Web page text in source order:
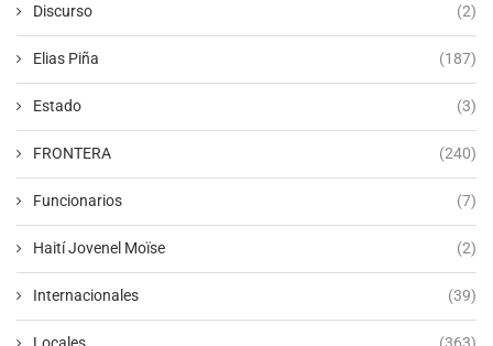
Discurso (2)
Elias Piña (187)
Estado (3)
FRONTERA (240)
Funcionarios (7)
Haití Jovenel Moïse (2)
Internacionales (39)
Locales (363)